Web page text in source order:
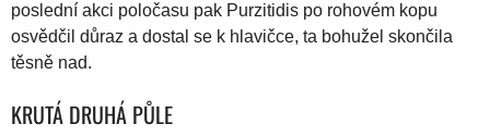
poslední akci poločasu pak Purzitidis po rohovém kopu
osvědčil důraz a dostal se k hlavičce, ta bohužel skončila
těsně nad.
KRUTÁ DRUHÁ PŮLE